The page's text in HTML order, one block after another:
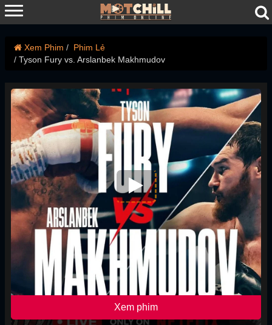
Xem Phim
Phim Lẻ
Tyson Fury vs. Arslanbek Makhmudov
Xem phim